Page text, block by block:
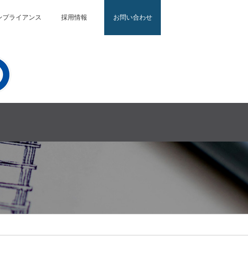
プライアンス 採用情報 お問い合わせ